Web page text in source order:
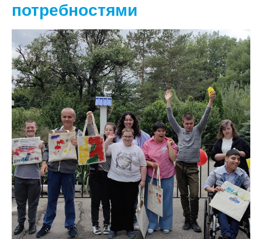
потребностями